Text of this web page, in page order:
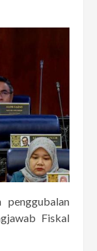
Fiskal